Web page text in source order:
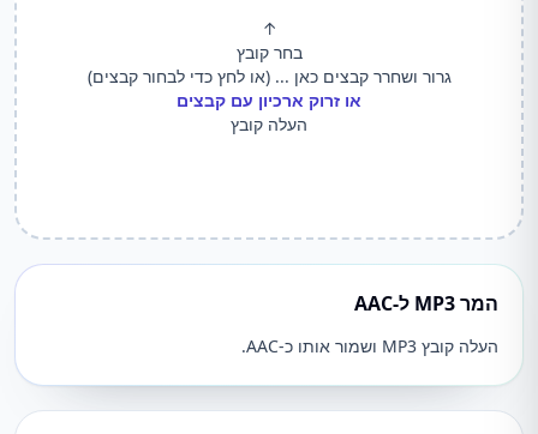
↑
בחר קובץ
גרור ושחרר קבצים כאן ... (או לחץ כדי לבחור קבצים)
או זרוק ארכיון עם קבצים
העלה קובץ
המר MP3 ל-AAC
העלה קובץ MP3 ושמור אותו כ-AAC.